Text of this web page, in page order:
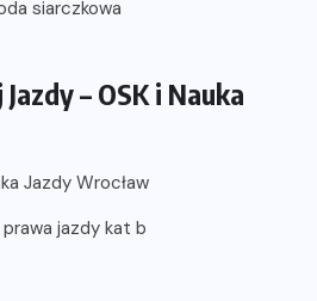
siarczkowa
– OSK i Nauka
prawa jazdy kat b